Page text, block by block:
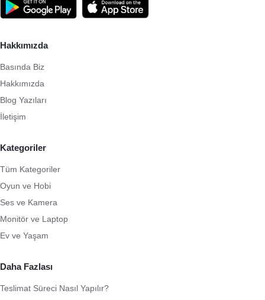
Hakkımızda
Basında Biz
Hakkımızda
Blog Yazıları
İletişim
Kategoriler
Tüm Kategoriler
Oyun ve Hobi
Ses ve Kamera
Monitör ve Laptop
Ev ve Yaşam
Daha Fazlası
Teslimat Süreci Nasıl Yapılır?